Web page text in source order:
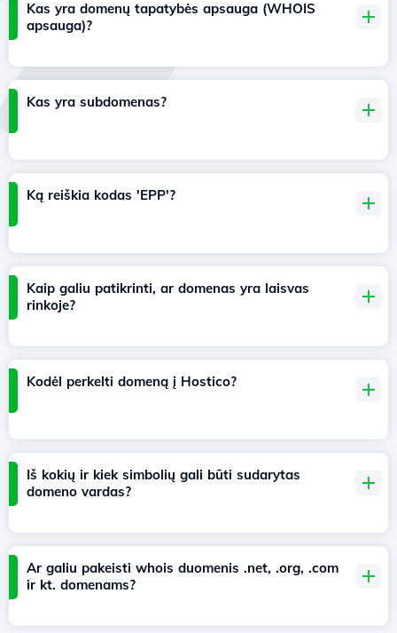
Kas yra domenų tapatybės apsauga (WHOIS
apsauga)?
Kas yra subdomenas?
Ką reiškia kodas 'EPP'?
Kaip galiu patikrinti, ar domenas yra laisvas
rinkoje?
Kodėl perkelti domeną į Hostico?
Iš kokių ir kiek simbolių gali būti sudarytas
domeno vardas?
Ar galiu pakeisti whois duomenis .net, .org, .com
ir kt. domenams?